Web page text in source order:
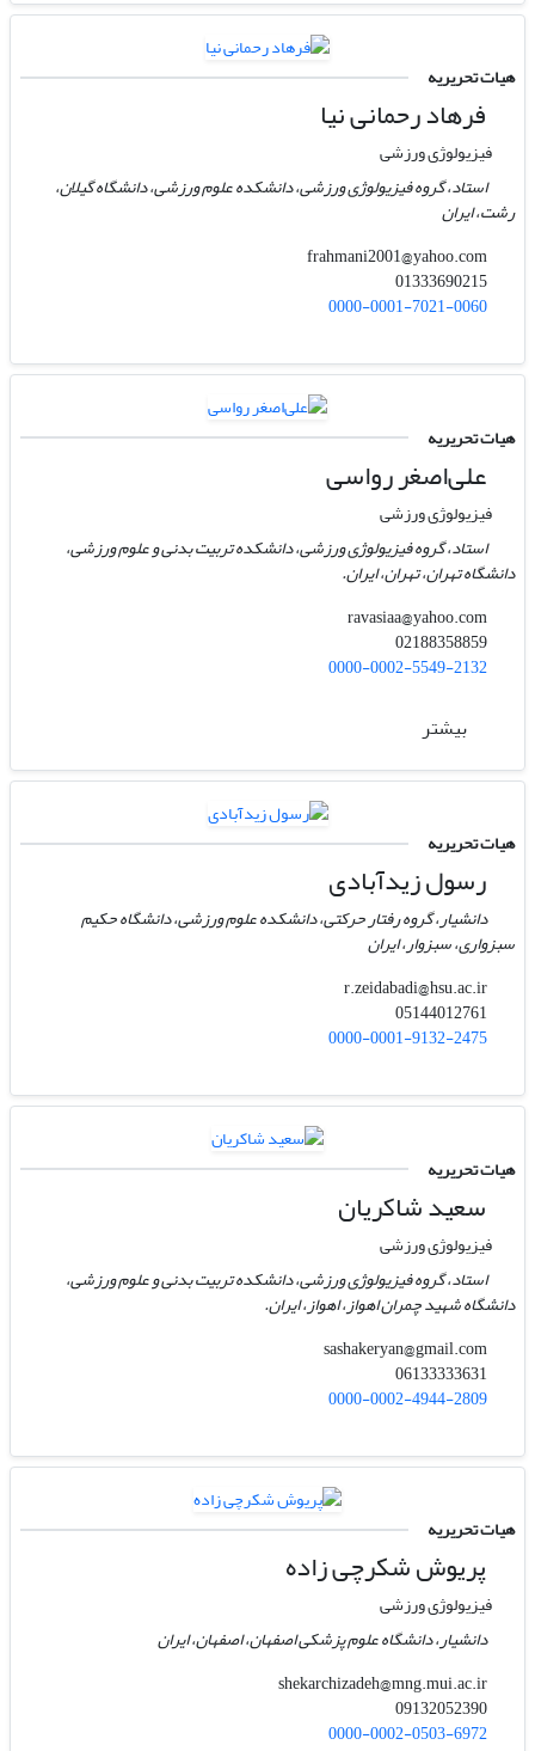
هیات تحریریه
فرهاد رحمانی نیا
فیزیولوژی ورزشی
استاد، گروه فیزیولوژی ورزشی، دانشکده علوم ورزشی، دانشگاه گیلان،
رشت، ایران
frahmani2001@yahoo.com
01333690215
0000-0001-7021-0060
هیات تحریریه
علی‌اصغر رواسی
فیزیولوژی ورزشی
استاد، گروه فیزیولوژی ورزشی، دانشکده تربیت بدنی و علوم ورزشی،
دانشگاه تهران، تهران، ایران.
ravasiaa@yahoo.com
02188358859
0000-0002-5549-2132
بیشتر
هیات تحریریه
رسول زیدآبادی
دانشیار، گروه رفتار حرکتی، دانشکده علوم ورزشی، دانشگاه حکیم
سبزواری، سبزوار، ایران
r.zeidabadi@hsu.ac.ir
0000-0001-9132-2475
هیات تحریریه
سعید شاکریان
فیزیولوژی ورزشی
استاد، گروه فیزیولوژی ورزشی، دانشکده تربیت بدنی و علوم ورزشی،
دانشگاه شهید چمران اهواز، اهواز، ایران.
sashakeryan@gmail.com
0000-0002-4944-2809
هیات تحریریه
پریوش شکرچی زاده
فیزیولوژی ورزشی
دانشیار، دانشگاه علوم پزشکی اصفهان، اصفهان، ایران
shekarchizadeh@mng.mui.ac.ir
09132052390
0000-0002-0503-6972